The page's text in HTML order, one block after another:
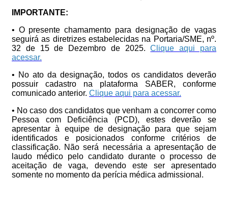
IMPORTANTE:
• O presente chamamento para designação de vagas
seguirá as diretrizes estabelecidas na Portaria/SME, nº.
32 de 15 de Dezembro de 2025.Clique aqui para
acessar.
• No ato da designação, todos os candidatos deverão
possuir cadastro na plataforma SABER, conforme
comunicado anterior. Clique aqui para acessar.
• No caso dos candidatos que venham a concorrer como
Pessoa com Deficiência (PCD), estes deverão se
apresentar à equipe de designação para que sejam
identificados e posicionados conforme critérios de
classificação. Não será necessária a apresentação de
laudo médico pelo candidato durante o processo de
aceitação de vaga, devendo este ser apresentado
somente no momento da perícia médica admissional.